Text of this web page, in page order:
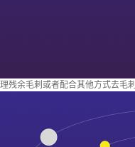
理残余毛刺或者配合其他方式去毛刺